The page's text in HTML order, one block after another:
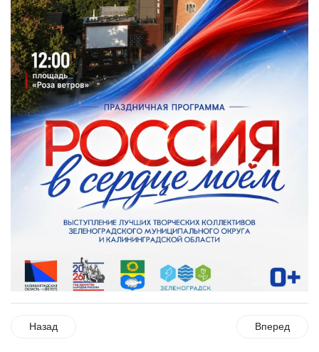
Назад Вперед